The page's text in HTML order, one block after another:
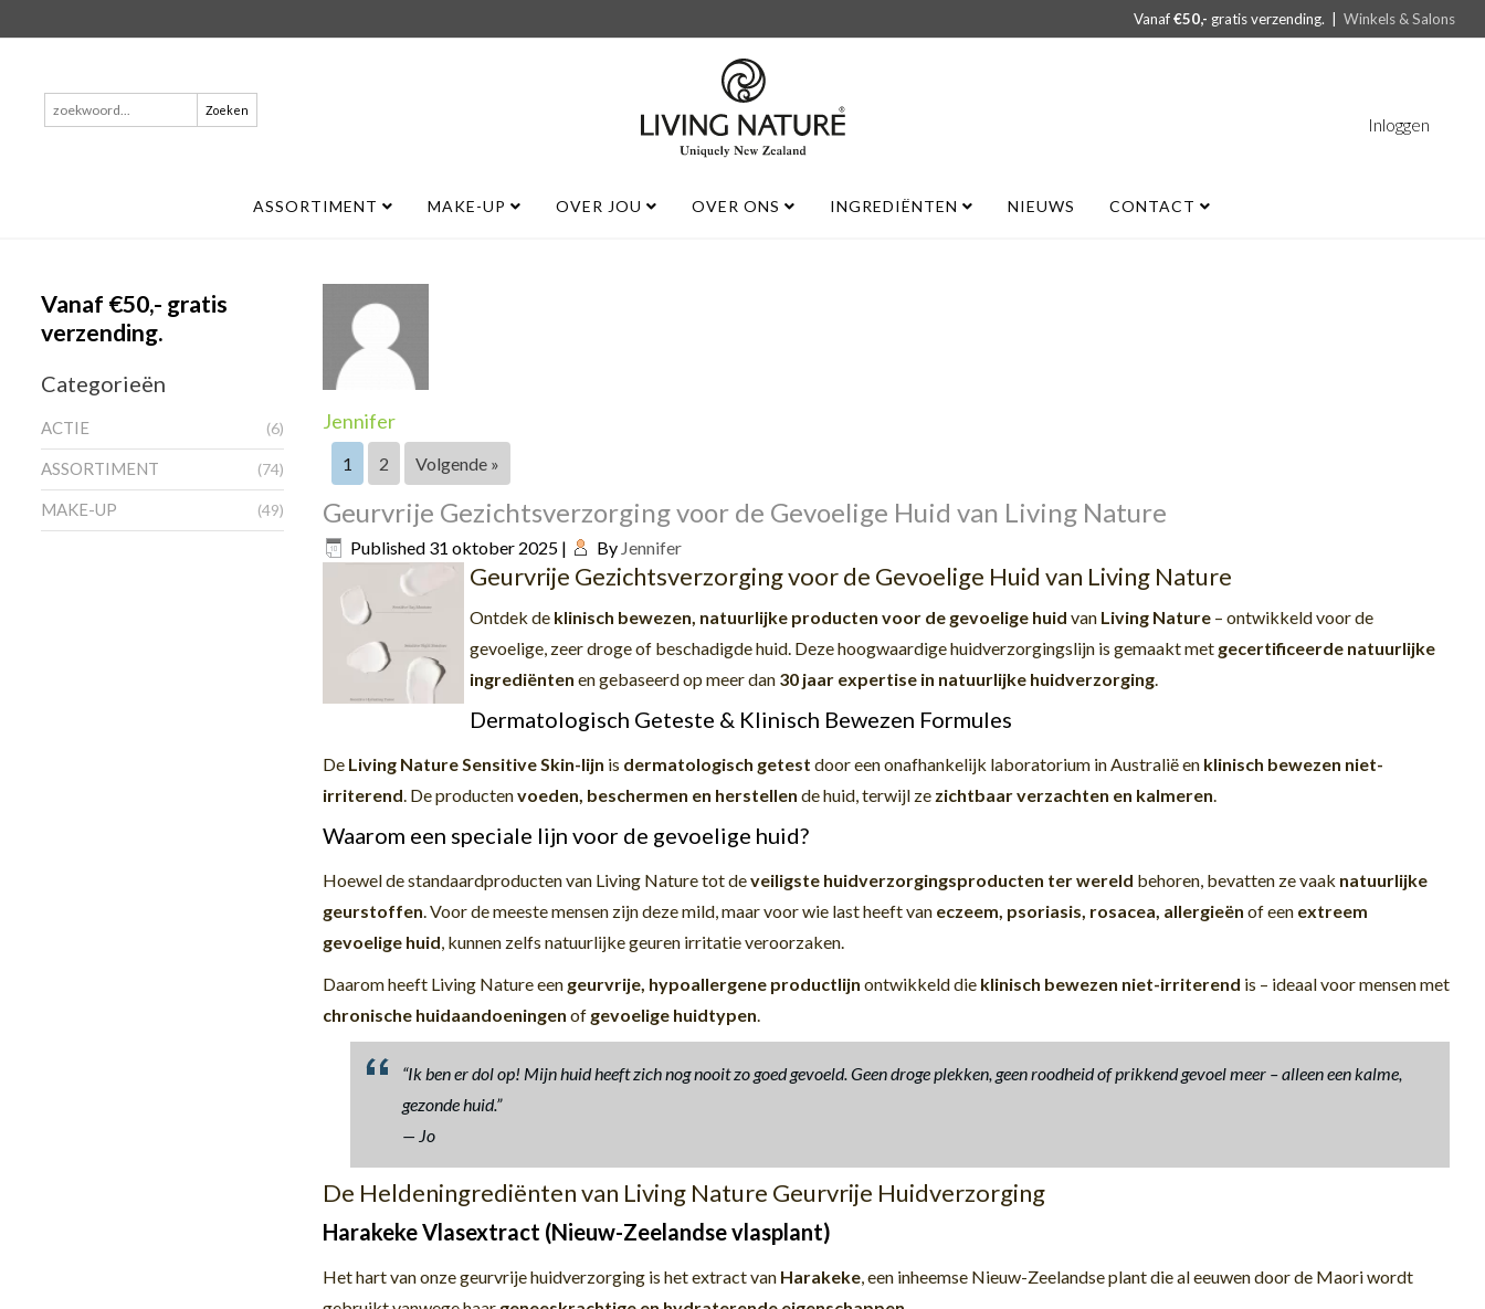
Vanaf€50,- gratis verzending. |Winkels & Salons
Inloggen
Zoeken
naar:
ASSORTIMENT MAKE-UP OVER JOU OVER ONS INGREDIËNTEN NIEUWS CONTACT
Vanaf €50,- gratis
verzending.
Categorieën
ACTIE (6)
ASSORTIMENT (74)
MAKE-UP (49)
Jennifer
1 2 Volgende »
Geurvrije Gezichtsverzorging voor de Gevoelige Huid van Living Nature
Published 31 oktober 2025 | By Jennifer
Geurvrije Gezichtsverzorging voor de Gevoelige Huid van Living Nature
Ontdek de klinisch bewezen, natuurlijke producten voor de gevoelige huid van Living Nature – ontwikkeld voor de
gevoelige, zeer droge of beschadigde huid. Deze hoogwaardige huidverzorgingslijn is gemaakt met gecertificeerde natuurlijke
ingrediënten en gebaseerd op meer dan 30 jaar expertise in natuurlijke huidverzorging.
Dermatologisch Geteste & Klinisch Bewezen Formules
De Living Nature Sensitive Skin-lijn is dermatologisch getest door een onafhankelijk laboratorium in Australië en klinisch bewezen niet-
irriterend. De productenvoeden, beschermen en herstellen de huid, terwijl ze zichtbaar verzachten en kalmeren.
Waarom een speciale lijn voor de gevoelige huid?
Hoewel de standaardproducten van Living Nature tot deveiligste huidverzorgingsproducten ter wereld behoren, bevatten ze vaak natuurlijke
geurstoffen. Voor de meeste mensen zijn deze mild, maar voor wie last heeft van eczeem, psoriasis, rosacea, allergieën of een extreem
gevoelige huid, kunnen zelfs natuurlijke geuren irritatie veroorzaken.
Daarom heeft Living Nature een geurvrije, hypoallergene productlijn ontwikkeld die klinisch bewezen niet-irriterend is – ideaal voor mensen met
chronische huidaandoeningen of gevoelige huidtypen.
“Ik ben er dol op! Mijn huid heeft zich nog nooit zo goed gevoeld. Geen droge plekken, geen roodheid of prikkend gevoel meer – alleen een kalme,
gezonde huid.”
— Jo
De Heldeningrediënten van Living Nature Geurvrije Huidverzorging
Harakeke Vlasextract (Nieuw-Zeelandse vlasplant)
Het hart van onze geurvrije huidverzorging is het extract van Harakeke, een inheemse Nieuw-Zeelandse plant die al eeuwen door de Maori wordt